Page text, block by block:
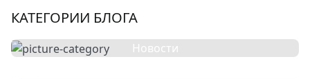
КАТЕГОРИИ БЛОГА
Новости